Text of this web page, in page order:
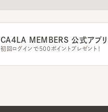
CA4LA MEMBERS 公式アプリ
初回ログインで500ポイントプレゼント！